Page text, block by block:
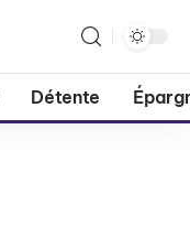
Détente